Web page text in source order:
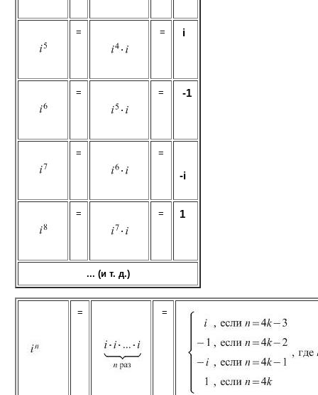
= = i
= = -1
= =
-i
= = 1
... (и т. д.)
= =